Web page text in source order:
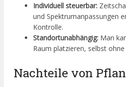
Individuell steuerbar:
und Spektrumanpassungen
Kontrolle.
Standortunabhängig: Man
Raum platzieren, selbst
Nachteile von